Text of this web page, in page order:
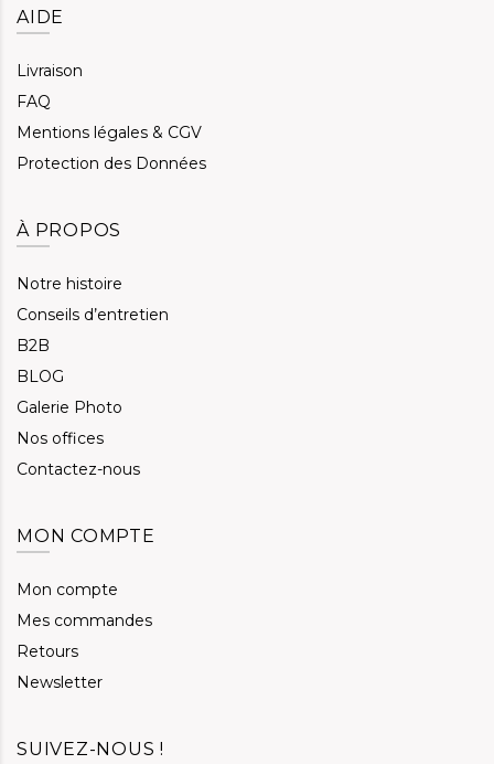
AIDE
Livraison
FAQ
Mentions légales & CGV
Protection des Données
À PROPOS
Notre histoire
Conseils d’entretien
B2B
BLOG
Galerie Photo
Nos offices
Contactez-nous
MON COMPTE
Mon compte
Mes commandes
Retours
Newsletter
SUIVEZ-NOUS !